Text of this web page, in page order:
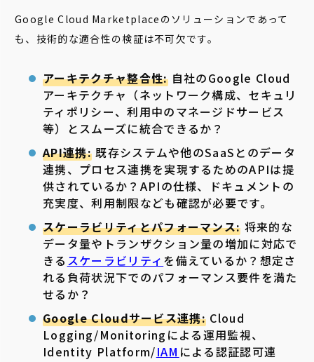
Google Cloud Marketplaceのソリューションであって
も、技術的な適合性の検証は不可欠です。
アーキテクチャ整合性:自社のGoogle Cloud
アーキテクチャ（ネットワーク構成、セキュリ
ティポリシー、利用中のマネージドサービス
等）とスムーズに統合できるか？
API連携:既存システムや他のSaaSとのデータ
連携、プロセス連携を実現するためのAPIは提
供されているか？APIの仕様、ドキュメントの
充実度、利用制限なども確認が必要です。
スケーラビリティとパフォーマンス: 将来的な
データ量やトランザクション量の増加に対応で
きる スケーラビリティ を備えているか？想定さ
れる負荷状況下でのパフォーマンス要件を満た
せるか？
Google Cloudサービス連携: Cloud
Logging/Monitoringによる運用監視、
Identity Platform/IAM による認証認可連